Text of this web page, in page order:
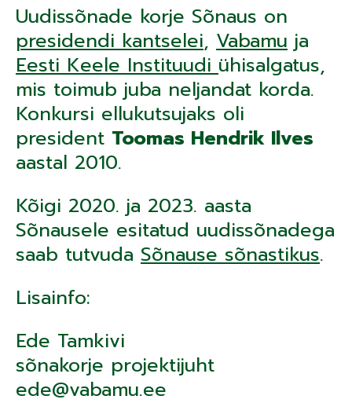
Uudissõnade korje Sõnaus on
presidendi kantselei, Vabamu ja
Eesti Keele Instituudi ühisalgatus,
mis toimub juba neljandat korda.
Konkursi ellukutsujaks oli
president Toomas Hendrik Ilves
aastal 2010.
Kõigi 2020. ja 2023. aasta
Sõnausele esitatud uudissõnadega
saab tutvuda Sõnause sõnastikus.
Lisainfo:
Ede Tamkivi
sõnakorje projektijuht
ede@vabamu.ee